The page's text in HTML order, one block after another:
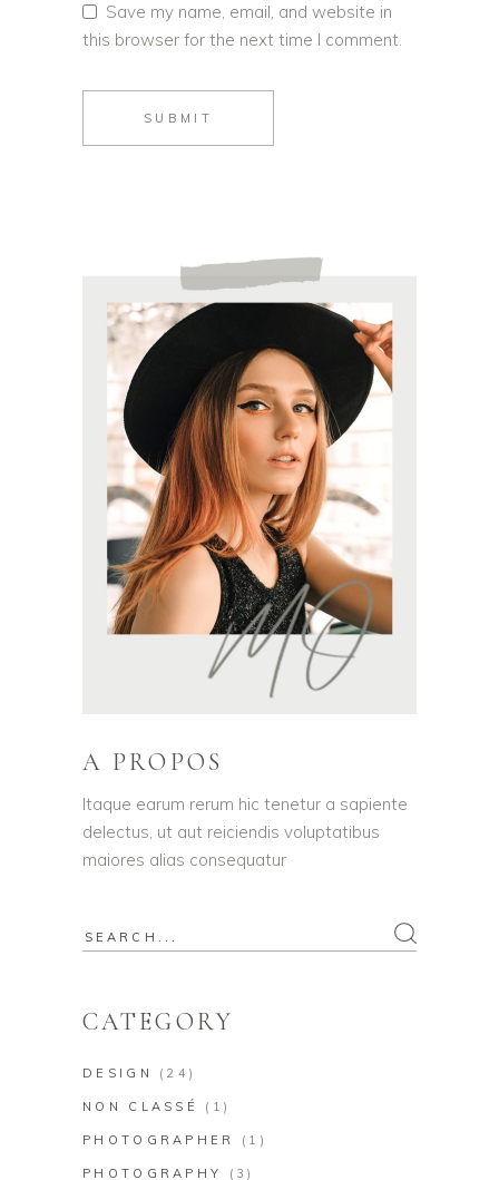
Save my name, email, and website in
this browser for the next time I comment.
SUBMIT
A PROPOS
Itaque earum rerum hic tenetur a sapiente
delectus, ut aut reiciendis voluptatibus
maiores alias consequatur
Search
CATEGORY
DESIGN (24)
NON CLASSÉ (1)
PHOTOGRAPHER (1)
PHOTOGRAPHY (3)